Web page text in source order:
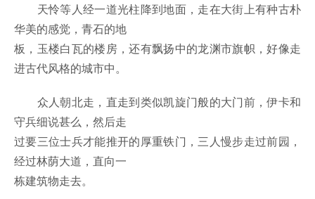
天怜等人经一道光柱降到地面，走在大街上有种古朴
华美的感觉，青石的地
板，玉楼白瓦的楼房，还有飘扬中的龙渊市旗帜，好像走
进古代风格的城市中。
众人朝北走，直走到类似凯旋门般的大门前，伊卡和
守兵细说甚么，然后走
过要三位士兵才能推开的厚重铁门，三人慢步走过前园，
经过林荫大道，直向一
栋建筑物走去。